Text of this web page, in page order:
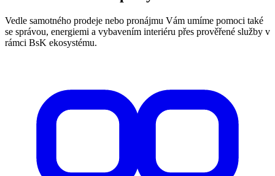
Vedle samotného prodeje nebo pronájmu Vám umíme pomoci také
se správou, energiemi a vybavením interiéru přes prověřené služby v
rámci BsK ekosystému.